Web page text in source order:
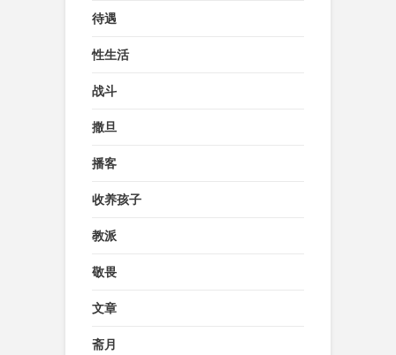
待遇
性生活
战斗
撒旦
播客
收养孩子
教派
敬畏
文章
斋月